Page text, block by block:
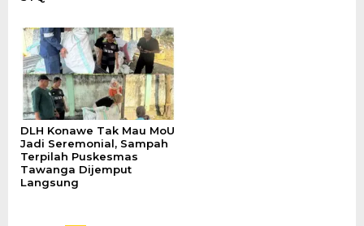
DLH Konawe Tak Mau MoU
Jadi Seremonial, Sampah
Terpilah Puskesmas
Tawanga Dijemput
Langsung